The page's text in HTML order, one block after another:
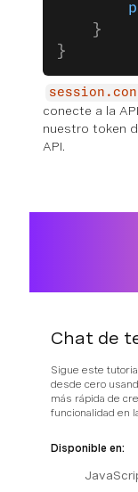
    }
}
conecte a la
nuestro token
API.
Chat de
Sigue este
desde cero
más rápida de
funcionalidad en
Disponible en: